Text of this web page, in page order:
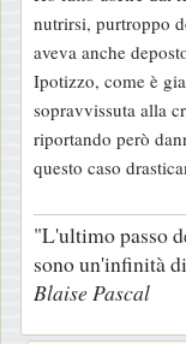
a
g
g
i
o
nutrirsi, purtroppo
aveva anche
Ipotizzo, come è
sopravvissuta alla
riportando però
questo caso
"L'ultimo passo
sono un'infinità
Blaise Pascal